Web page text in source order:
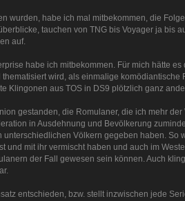
wurden, habe ich mal mitbekommen, die
tauchen von TNG bis Voyager ja
auf.
habe ich mitbekommen. Für mich hätte
wird, als einmalige
Klingonen aus TOS in DS9 plötzlich ganz
gestanden, die Romulaner, die ich mehr
in Ausdehnung und Bevölkerung
Völkern gegeben haben.
und mit ihr vermischt haben und auch im
der Fall gewesen sein können. Auch
entschieden, bzw. stellt inzwischen jede